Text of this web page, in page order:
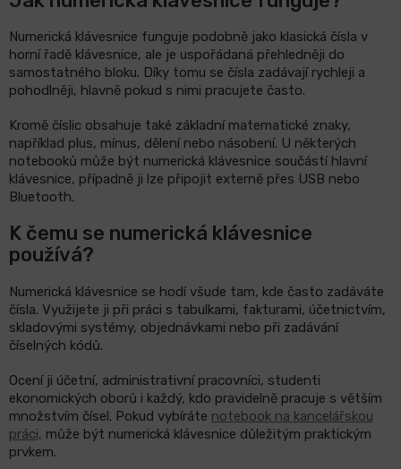
Numerická klávesnice funguje podobně jako klasická čísla v
horní řadě klávesnice, ale je uspořádaná přehledněji do
samostatného bloku. Díky tomu se čísla zadávají rychleji a
pohodlněji, hlavně pokud s nimi pracujete často.
Kromě číslic obsahuje také základní matematické znaky,
například plus, mínus, dělení nebo násobení. U některých
notebooků může být numerická klávesnice součástí hlavní
klávesnice, případně ji lze připojit externě přes USB nebo
Bluetooth.
K čemu se numerická klávesnice
používá?
Numerická klávesnice se hodí všude tam, kde často zadáváte
čísla. Využijete ji při práci s tabulkami, fakturami, účetnictvím,
skladovými systémy, objednávkami nebo při zadávání
číselných kódů.
Ocení ji účetní, administrativní pracovníci, studenti
ekonomických oborů i každý, kdo pravidelně pracuje s větším
množstvím čísel. Pokud vybíráte notebook na kancelářskou
práci, může být numerická klávesnice důležitým praktickým
prvkem.